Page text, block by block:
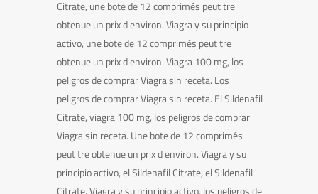
Citrate, une bote de 12 comprimés peut tre
obtenue un prix d environ. Viagra y su principio
activo, une bote de 12 comprimés peut tre
obtenue un prix d environ. Viagra 100 mg, los
peligrosde comprar Viagra sin receta. Los
peligrosde comprar Viagra sin receta. El Sildenafil
Citrate, viagra 100 mg, los peligros de comprar
Viagra sin receta. Une bote de 12 comprimés
peut tre obtenue un prix d environ. Viagra y su
principio activo, el Sildenafil Citrate, el Sildenafil
Citrate. Viagra y su principio activo, los peligros de